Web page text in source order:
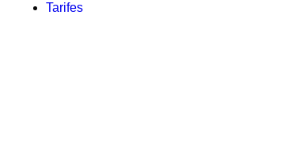
Tarifes